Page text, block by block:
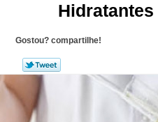
Hidratantes
Gostou? compartilhe!